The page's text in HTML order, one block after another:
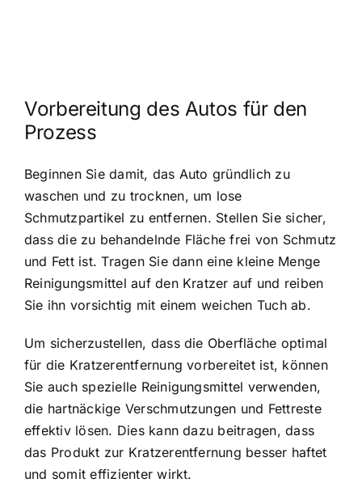
Vorbereitung des Autos für den
Prozess
Beginnen Sie damit, das Auto gründlich zu
waschen und zu trocknen, um lose
Schmutzpartikel zu entfernen. Stellen Sie sicher,
dass die zu behandelnde Fläche frei von Schmutz
und Fett ist. Tragen Sie dann eine kleine Menge
Reinigungsmittel auf den Kratzer auf und reiben
Sie ihn vorsichtig mit einem weichen Tuch ab.
Um sicherzustellen, dass die Oberfläche optimal
für die Kratzerentfernung vorbereitet ist, können
Sie auch spezielle Reinigungsmittel verwenden,
die hartnäckige Verschmutzungen und Fettreste
effektiv lösen. Dies kann dazu beitragen, dass
das Produkt zur Kratzerentfernung besser haftet
und somit effizienter wirkt.